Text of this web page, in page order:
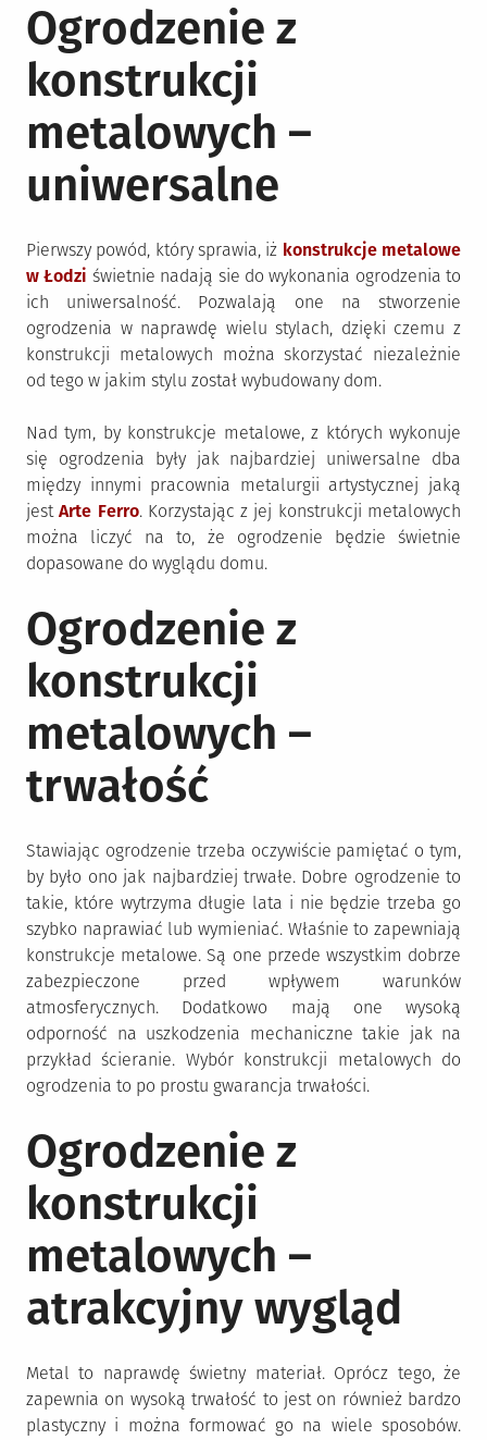
Ogrodzenie z
konstrukcji
metalowych –
uniwersalne
Pierwszy powód, który sprawia, iż konstrukcje metalowe
w Łodzi świetnie nadają sie do wykonania ogrodzenia to
ich uniwersalność. Pozwalają one na stworzenie
ogrodzenia w naprawdę wielu stylach, dzięki czemu z
konstrukcji metalowych można skorzystać niezależnie
od tego w jakim stylu został wybudowany dom.
Nad tym, by konstrukcje metalowe, z których wykonuje
się ogrodzenia były jak najbardziej uniwersalne dba
między innymi pracownia metalurgii artystycznej jaką
jestArte Ferro. Korzystając z jej konstrukcji metalowych
można liczyć na to, że ogrodzenie będzie świetnie
dopasowane do wyglądu domu.
Ogrodzenie z
konstrukcji
metalowych –
trwałość
Stawiając ogrodzenie trzeba oczywiście pamiętać o tym,
by było ono jak najbardziej trwałe. Dobre ogrodzenie to
takie, które wytrzyma długie lata i nie będzie trzeba go
szybko naprawiać lub wymieniać. Właśnie to zapewniają
konstrukcje metalowe. Są one przede wszystkim dobrze
zabezpieczone przed wpływem warunków
atmosferycznych. Dodatkowo mają one wysoką
odporność na uszkodzenia mechaniczne takie jak na
przykład ścieranie. Wybór konstrukcji metalowych do
ogrodzenia to po prostu gwarancja trwałości.
Ogrodzenie z
konstrukcji
metalowych –
atrakcyjny wygląd
Metal to naprawdę świetny materiał. Oprócz tego, że
zapewnia on wysoką trwałość to jest on również bardzo
plastyczny i można formować go na wiele sposobów.